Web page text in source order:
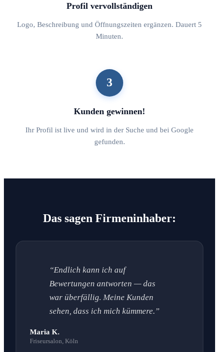
Profil vervollständigen
Logo, Beschreibung und Öffnungszeiten ergänzen. Dauert 5
Minuten.
3
Kunden gewinnen!
Ihr Profil ist live und wird in der Suche und bei Google
gefunden.
Das sagen Firmeninhaber:
“Endlich kann ich auf
Bewertungen antworten — das
war überfällig. Meine Kunden
sehen, dass ich mich kümmere.”
Maria K.
Friseursalon, Köln